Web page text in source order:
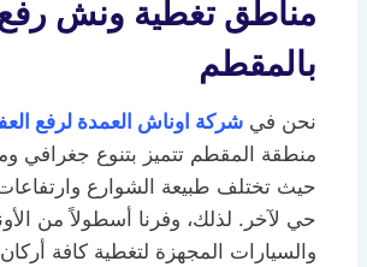
مناطق تغطية ونش
بالمقطم
نحن في شركة اوناش العمدة لرفع
منطقة المقطم تتميز بتنوع جغرافي
حيث تختلف طبيعة الشوارع
حي لآخر. لذلك، وفرنا أسطولاً من
والسيارات المجهزة لتغطية كافة